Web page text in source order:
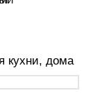
кухни, дома